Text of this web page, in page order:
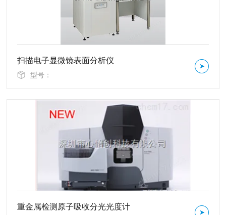
扫描电子显微镜表面分析仪
型号：
重金属检测原子吸收分光光度计